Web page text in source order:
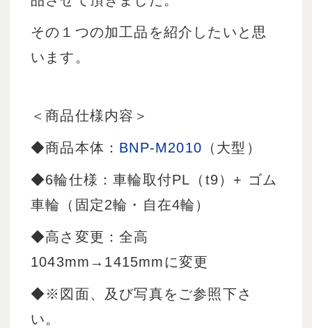
その１つの加工品を紹介したいと思
います。
＜商品仕様内容＞
◆商品本体： BNP-M2010 （大型）
◆6輪仕様：車輪取付PL（t9）+ ゴム
車輪（固定2輪・自在4輪）
◆高さ変更：全高
1043mm→1415mmに変更
◆※図面、及び写真をご参照下さ
い。